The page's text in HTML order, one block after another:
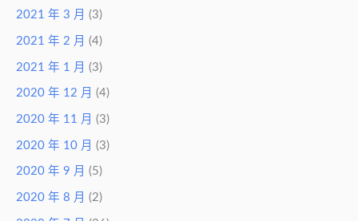
2021 年 3 月 (3)
2021 年 2 月 (4)
2021 年 1 月 (3)
2020 年 12 月 (4)
2020 年 11 月 (3)
2020 年 10 月 (3)
2020 年 9 月 (5)
2020 年 8 月 (2)